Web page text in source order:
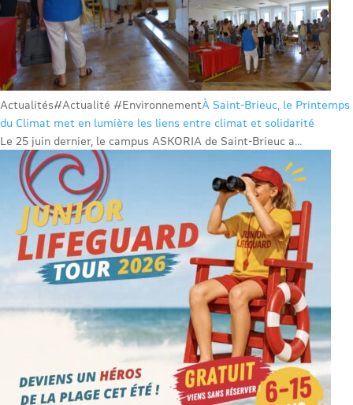
Actualités#Actualité #EnvironnementÀ Saint-Brieuc, le Printemps
du Climat met en lumière les liens entre climat et solidarité
Le 25 juin dernier, le campus ASKORIA de Saint-Brieuc a...